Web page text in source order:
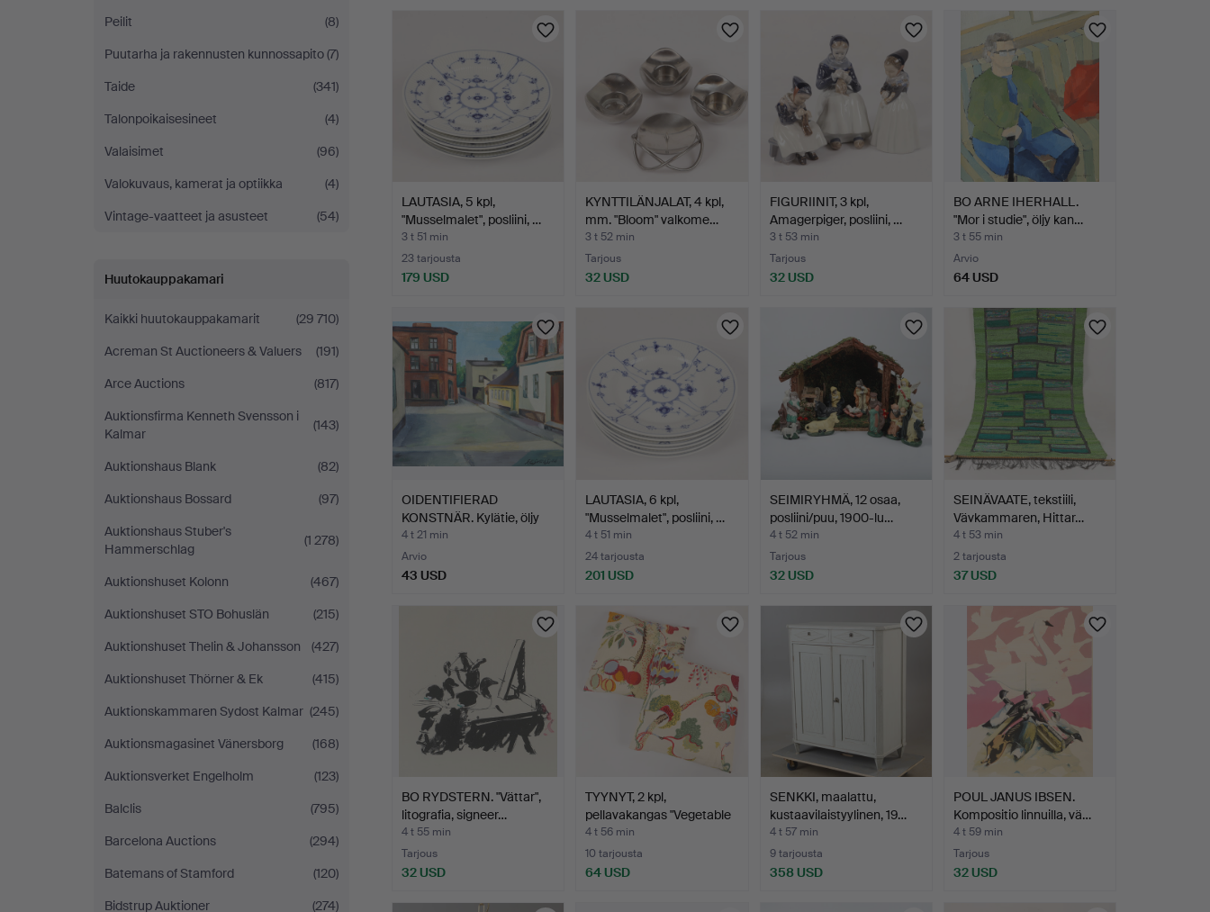
Peilit
(8)
Puutarha ja rakennusten kunnossapito(7)
Taide
(341)
Talonpoikaisesineet
(4)
Valaisimet
(96)
Valokuvaus, kamerat ja optiikka
(4)
Vintage-vaatteet ja asusteet
(54)
Huutokauppakamari
Kaikki huutokauppakamarit
(29 710)
Acreman St Auctioneers & Valuers
(191)
Arce Auctions
(817)
Auktionsfirma Kenneth Svensson i
Kalmar
(143)
Auktionshaus Blank
(82)
Auktionshaus Bossard
(97)
Auktionshaus Stuber's
Hammerschlag
(1 278)
Auktionshuset Kolonn
(467)
Auktionshuset STO Bohuslän
(215)
Auktionshuset Thelin & Johansson
(427)
Auktionshuset Thörner & Ek
(415)
Auktionskammaren Sydost Kalmar (245)
Auktionsmagasinet Vänersborg
(168)
Auktionsverket Engelholm
(123)
Balclis
(795)
Barcelona Auctions
(294)
Batemans of Stamford
(120)
Bidstrup Auktioner
(274)
LAUTASIA, 5 kpl,
"Musselmalet", posliini, …
3 t 51 min
23 tarjousta
179 USD
KYNTTILÄNJALAT, 4 kpl,
mm. "Bloom" valkome…
3 t 52 min
Tarjous
32 USD
FIGURIINIT, 3 kpl,
Amagerpiger, posliini, …
3 t 53 min
Tarjous
32 USD
BO ARNE IHERHALL.
"Mor i studie", öljy kan…
3 t 55 min
Arvio
64 USD
OIDENTIFIERAD
KONSTNÄR. Kylätie, öljy
kank…
4 t 21 min
Arvio
43 USD
LAUTASIA, 6 kpl,
"Musselmalet", posliini, …
4 t 51 min
24 tarjousta
201 USD
SEIMIRYHMÄ, 12 osaa,
posliini/puu, 1900-lu…
4 t 52 min
Tarjous
32 USD
SEINÄVAATE, tekstiili,
Vävkammaren, Hittar…
4 t 53 min
2 tarjousta
37 USD
BO RYDSTERN. "Vättar",
litografia, signeer…
4 t 55 min
Tarjous
32 USD
TYYNYT, 2 kpl,
pellavakangas "Vegetable
Tr…
4 t 56 min
10 tarjousta
64 USD
SENKKI, maalattu,
kustaavilaistyylinen, 19…
4 t 57 min
9 tarjousta
358 USD
POUL JANUS IBSEN.
Kompositio linnuilla, vä…
4 t 59 min
Tarjous
32 USD